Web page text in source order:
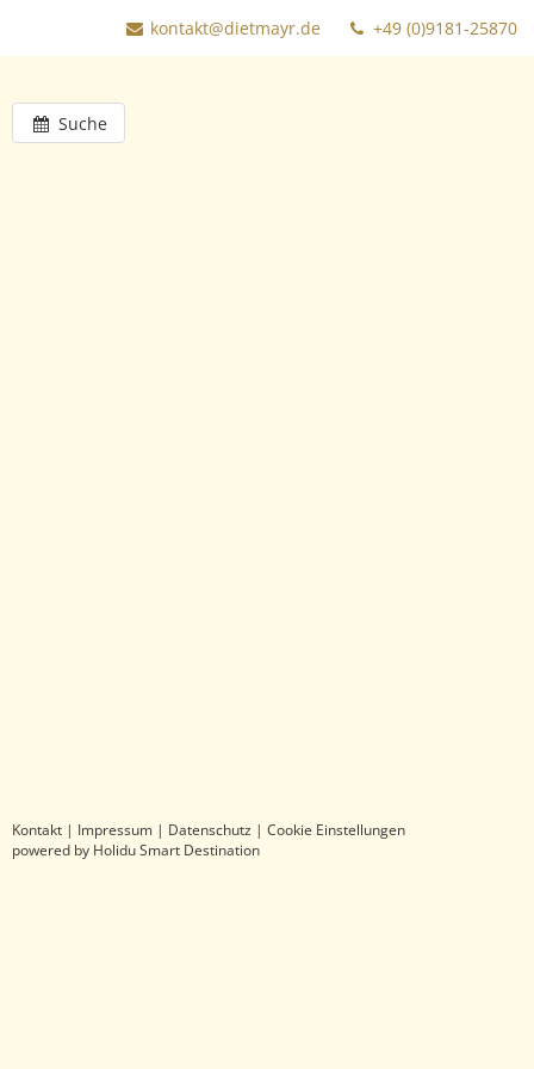
kontakt@dietmayr.de +49 (0)9181-25870
Suche
Kontakt | Impressum | Datenschutz | Cookie Einstellungen
powered by Holidu Smart Destination